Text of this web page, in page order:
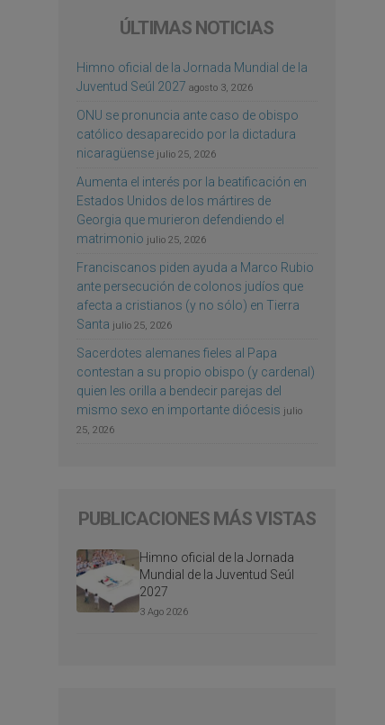
ÚLTIMAS NOTICIAS
Himno oficial de la Jornada Mundial de la
Juventud Seúl 2027 agosto 3, 2026
ONU se pronuncia ante caso de obispo
católico desaparecido por la dictadura
nicaragüense julio 25, 2026
Aumenta el interés por la beatificación en
Estados Unidos de los mártires de
Georgia que murieron defendiendo el
matrimonio julio 25, 2026
Franciscanos piden ayuda a Marco Rubio
ante persecución de colonos judíos que
afecta a cristianos (y no sólo) en Tierra
Santa julio 25, 2026
Sacerdotes alemanes fieles al Papa
contestan a su propio obispo (y cardenal)
quien les orilla a bendecir parejas del
mismo sexo en importante diócesis julio
25, 2026
PUBLICACIONES MÁS VISTAS
Himno oficial de la Jornada
Mundial de la Juventud Seúl
2027
3 Ago 2026